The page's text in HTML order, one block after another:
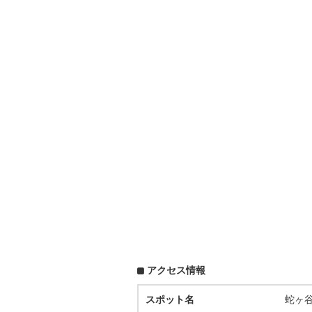
アクセス情報
スポット名 蛇ヶ